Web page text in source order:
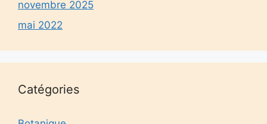
novembre 2025
mai 2022
Catégories